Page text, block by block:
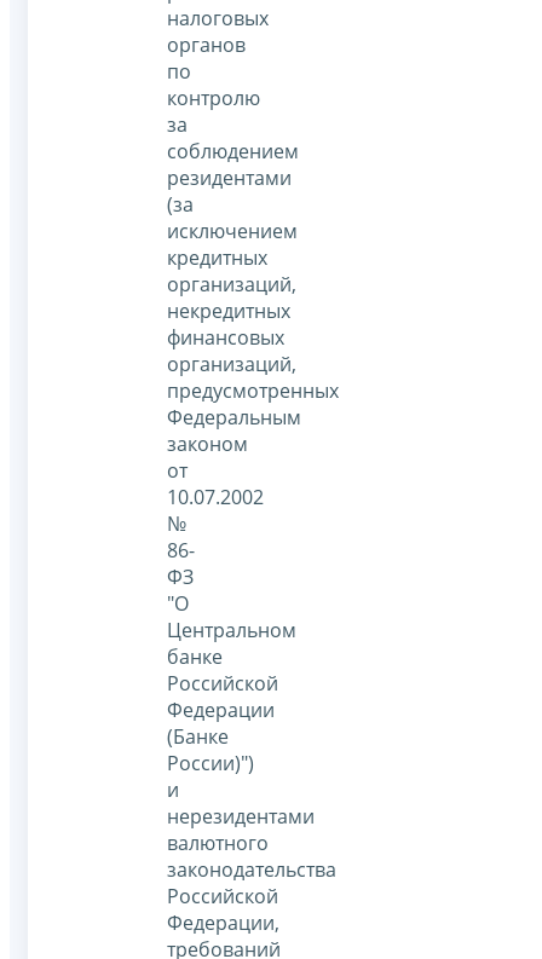
налоговых
органов
по
контролю
за
соблюдением
резидентами
(за
исключением
кредитных
организаций,
некредитных
финансовых
организаций,
предусмотренных
Федеральным
законом
от
10.07.2002
№
86-
ФЗ
"О
Центральном
банке
Российской
Федерации
(Банке
России)")
и
нерезидентами
валютного
законодательства
Российской
Федерации,
требований